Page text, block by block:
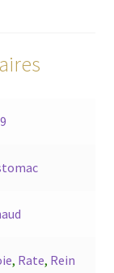
, Rate, Rein